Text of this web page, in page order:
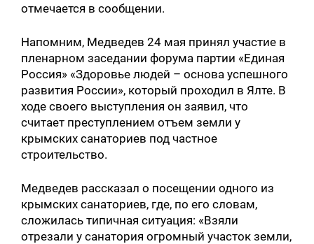
отмечается в сообщении.
Напомним, Медведев 24 мая принял участие в
пленарном заседании форума партии «Единая
Россия» «Здоровье людей – основа успешного
развития России», который проходил в Ялте. В
ходе своего выступления он заявил, что
считает преступлением отъем земли у
крымских санаториев под частное
строительство.
Медведев рассказал о посещении одного из
крымских санаториев, где, по его словам,
сложилась типичная ситуация: «Взяли
отрезали у санатория огромный участок земли,